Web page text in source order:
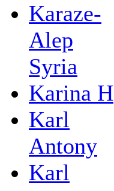
Karaze-
Alep
Syria
Karina H
Karl
Antony
Karl